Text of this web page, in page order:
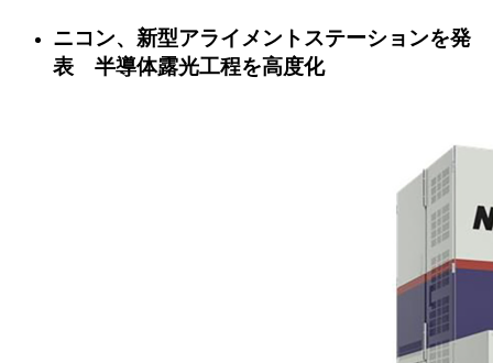
ニコン、新型アライメントステーションを発
表 半導体露光工程を高度化